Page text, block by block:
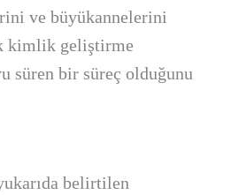
ve büyükannelerini
kimlik geliştirme
süren bir süreç olduğunu
belirtilen